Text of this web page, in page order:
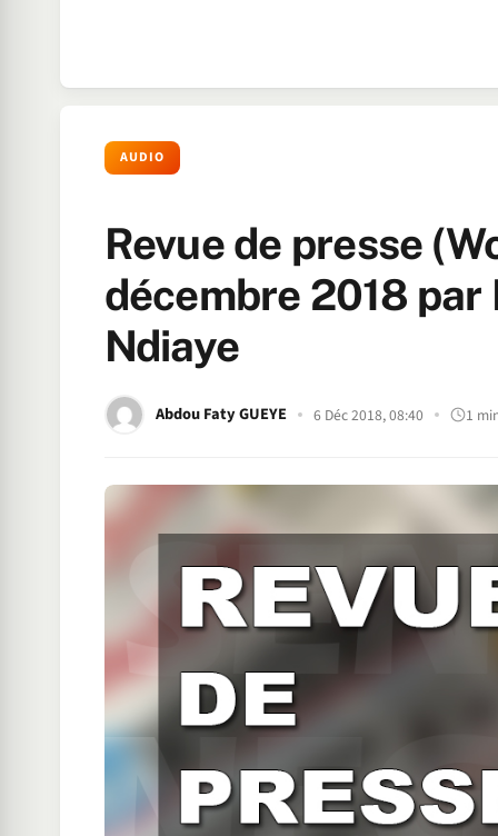
AUDIO
Revue de presse
décembre 2018
Ndiaye
Abdou Faty GUEYE 6 Déc 2018, 08:40 1